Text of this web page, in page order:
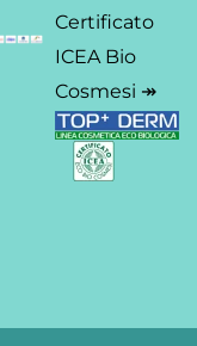
Certificato
ICEA Bio
Cosmesi ↠